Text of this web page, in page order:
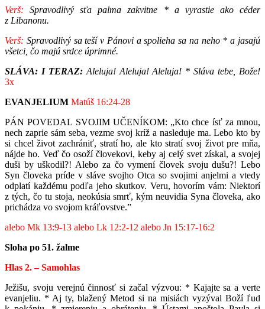
Verš: Spravodlivý sťa palma zakvitne * a vyrastie ako céder
z Libanonu.
Verš: Spravodlivý sa teší v Pánovi a spolieha sa na neho * a jasajú
všetci, čo majú srdce úprimné.
SLÁVA: I TERAZ: Aleluja! Aleluja! Aleluja! * Sláva tebe, Bože!
3x
EVANJELIUM Matúš 16:24-28
PÁN POVEDAL SVOJIM UČENÍKOM: „Kto chce ísť za mnou,
nech zaprie sám seba, vezme svoj kríž a nasleduje ma. Lebo kto by
si chcel život zachrániť, stratí ho, ale kto stratí svoj život pre mňa,
nájde ho. Veď čo osoží človekovi, keby aj celý svet získal, a svojej
duši by uškodil?! Alebo za čo vymení človek svoju dušu?! Lebo
Syn človeka príde v sláve svojho Otca so svojimi anjelmi a vtedy
odplatí každému podľa jeho skutkov. Veru, hovorím vám: Niektorí
z tých, čo tu stoja, neokúsia smrť, kým neuvidia Syna človeka, ako
prichádza vo svojom kráľovstve.”
alebo Mk 13:9-13 alebo Lk 12:2-12 alebo Jn 15:17-16:2
Sloha po 51. žalme
Hlas 2. – Samohlas
Ježišu, svoju verejnú činnosť si začal výzvou: * Kajajte sa a verte
evanjeliu. * Aj ty, blažený Metod si na misiách vyzýval Boží ľud